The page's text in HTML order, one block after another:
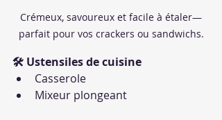
Crémeux, savoureux et facile à étaler—
parfait pour vos crackers ou sandwichs.
🛠 Ustensiles de cuisine
Casserole
Mixeur plongeant